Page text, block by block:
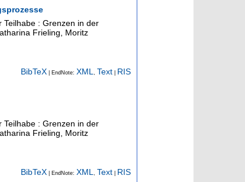
Teilhabe : Grenzen in der
Frieling, Moritz
BibTeX | EndNote: XML, Text RIS
Teilhabe : Grenzen in der
Frieling, Moritz
BibTeX | EndNote: XML, Text RIS